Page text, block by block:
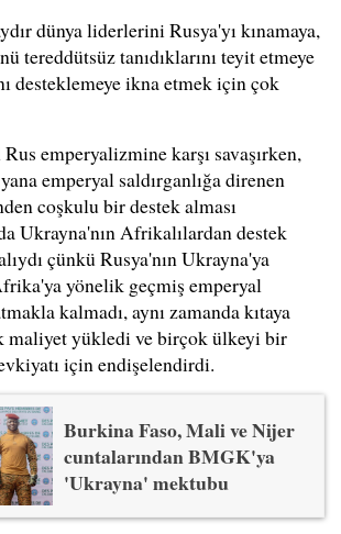
dünya liderlerini Rusya'yı kınamaya,
tereddütsüz tanıdıklarını teyit etmeye
desteklemeye ikna etmek için çok
emperyalizmine karşı savaşırken,
emperyal saldırganlığa direnen
coşkulu bir destek alması
Ukrayna'nın Afrikalılardan destek
çünkü Rusya'nın Ukrayna'ya
yönelik geçmiş emperyal
kalmadı, aynı zamanda kıtaya
maliyet yükledi ve birçok ülkeyi bir
için endişelendirdi.
Burkina Faso, Mali ve Nijer
cuntalarından BMGK'ya
'Ukrayna' mektubu